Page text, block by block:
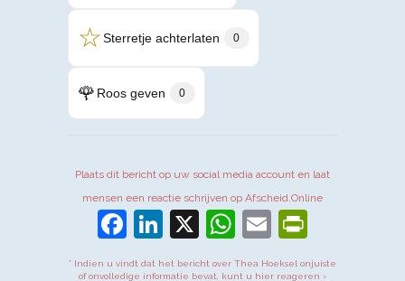
☆Sterretje achterlaten 0
🌹 Roos geven 0
Plaats dit bericht op uw social media account en laat
mensen een reactie schrijven op Afscheid.Online
Facebook
LinkedIn
X WhatsApp
Email
* Indien u vindt dat het bericht over Thea Hoeksel onjuiste
of onvolledige informatie bevat, kunt u hier reageren ›